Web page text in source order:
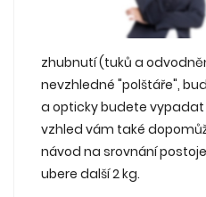
zhubnutí (tuků a
nevzhledné "polštáře",
a opticky budete vypadat
vzhled vám také
návod na srovnání
ubere další 2 kg.